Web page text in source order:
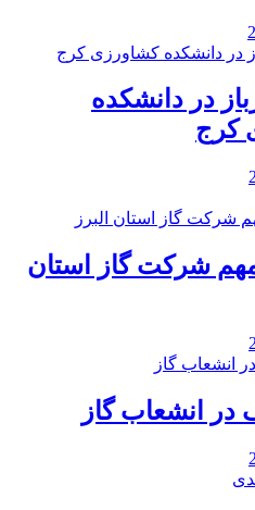
در دانشکده
کرج
مهم شرکت گاز استان
در انشعاب گاز